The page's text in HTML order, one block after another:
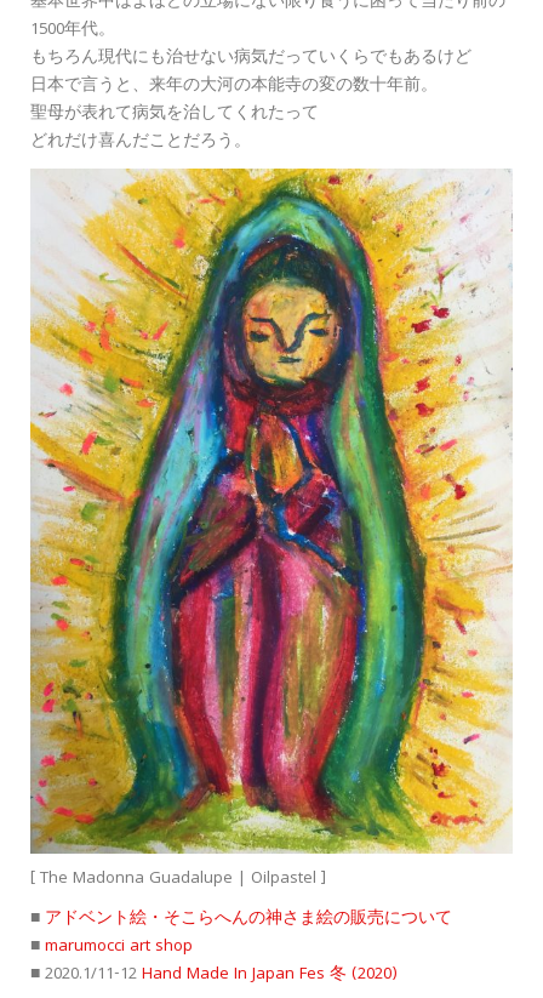
1500年代。
もちろん現代にも治せない病気だっていくらでもあるけど
日本で言うと、来年の大河の本能寺の変の数十年前。
聖母が表れて病気を治してくれたって
どれだけ喜んだことだろう。
[ The Madonna Guadalupe | Oilpastel ]
■ アドベント絵・そこらへんの神さま絵の販売について
■marumocci art shop
■ 2020.1/11-12Hand Made In Japan Fes 冬 (2020)